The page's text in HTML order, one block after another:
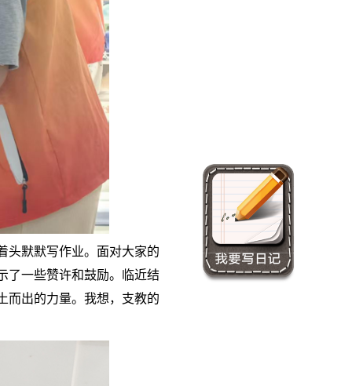
头默默写作业。面对大家的
了一些赞许和鼓励。临近结
而出的力量。我想，支教的